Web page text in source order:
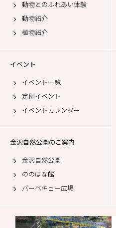
動物とのふれあい体験
動物紹介
植物紹介
イベント
イベント一覧
定例イベント
イベントカレンダー
金沢自然公園のご案内
金沢自然公園
ののはな館
バーベキュー広場